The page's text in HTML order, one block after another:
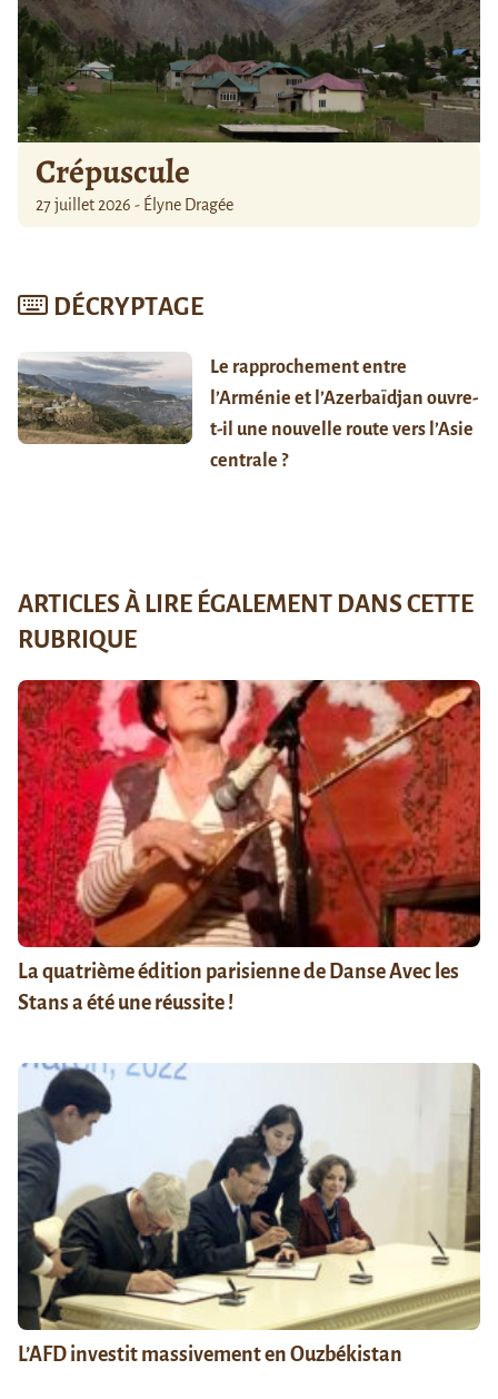
Crépuscule
27 juillet 2026 - Élyne Dragée
DÉCRYPTAGE
Le rapprochement entre
l’Arménie et l’Azerbaïdjan ouvre-
t-il une nouvelle route vers l’Asie
centrale ?
ARTICLES À LIRE ÉGALEMENT DANS CETTE
RUBRIQUE
La quatrième édition parisienne de Danse Avec les
Stans a été une réussite !
L’AFD investit massivement en Ouzbékistan